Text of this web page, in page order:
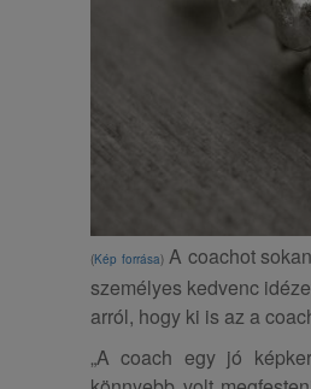
(Kép forrása)A coachot
személyes kedvenc
arról, hogy ki is az a
„A coach egy jó